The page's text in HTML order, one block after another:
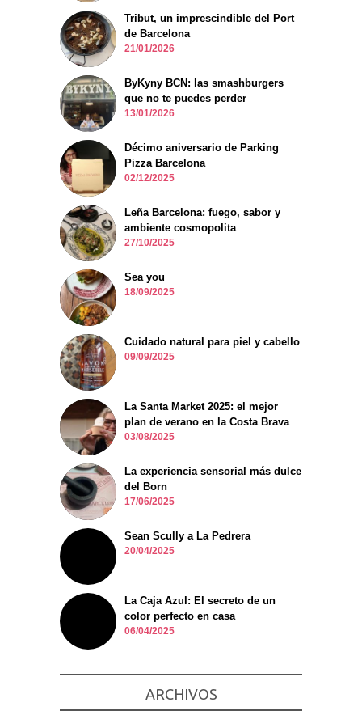
Tribut, un imprescindible del Port
de Barcelona
21/01/2026
ByKyny BCN: las smashburgers
que no te puedes perder
13/01/2026
Décimo aniversario de Parking
Pizza Barcelona
02/12/2025
Leña Barcelona: fuego, sabor y
ambiente cosmopolita
27/10/2025
Sea you
18/09/2025
Cuidado natural para piel y cabello
09/09/2025
La Santa Market 2025: el mejor
plan de verano en la Costa Brava
03/08/2025
La experiencia sensorial más dulce
del Born
17/06/2025
Sean Scully a La Pedrera
20/04/2025
La Caja Azul: El secreto de un
color perfecto en casa
06/04/2025
ARCHIVOS